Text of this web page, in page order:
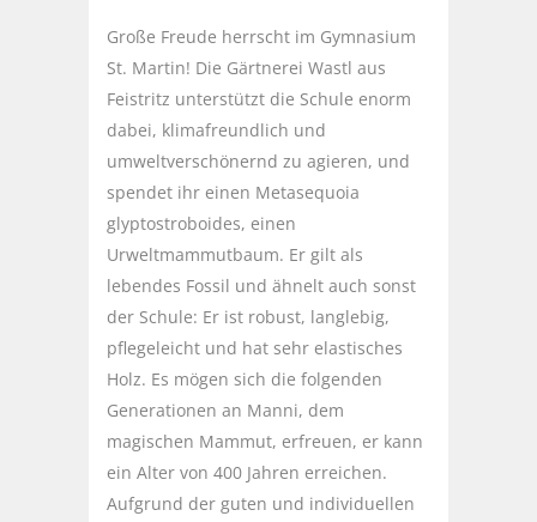
Große Freude herrscht im Gymnasium
St. Martin! Die Gärtnerei Wastl aus
Feistritz unterstützt die Schule enorm
dabei, klimafreundlich und
umweltverschönernd zu agieren, und
spendet ihr einen Metasequoia
glyptostroboides, einen
Urweltmammutbaum. Er gilt als
lebendes Fossil und ähnelt auch sonst
der Schule: Er ist robust, langlebig,
pflegeleicht und hat sehr elastisches
Holz. Es mögen sich die folgenden
Generationen an Manni, dem
magischen Mammut, erfreuen, er kann
ein Alter von 400 Jahren erreichen.
Aufgrund der guten und individuellen